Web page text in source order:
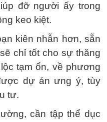
đỡ người ấy trong
keo kiệt.
kiên nhẫn hơn, sẵn
chỉ tốt cho sự thăng
tạm ổn, về phương
dự án ưng ý, tùy
tư.
cần tập thể dục